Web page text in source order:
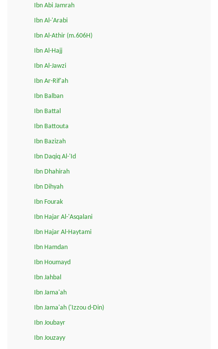
Ibn Abi Jamrah
Ibn Al-'Arabi
Ibn Al-Athir (m.606H)
Ibn Al-Hajj
Ibn Al-Jawzi
Ibn Ar-Rif'ah
Ibn Balban
Ibn Battal
Ibn Battouta
Ibn Bazizah
Ibn Daqiq Al-'Id
Ibn Dhahirah
Ibn Dihyah
Ibn Fourak
Ibn Hajar Al-'Asqalani
Ibn Hajar Al-Haytami
Ibn Hamdan
Ibn Houmayd
Ibn Jahbal
Ibn Jama'ah
Ibn Jama'ah ('Izzou d-Din)
Ibn Joubayr
Ibn Jouzayy